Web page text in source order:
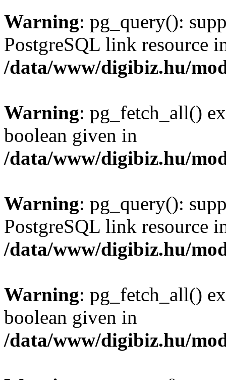
Warning: pg_query():
PostgreSQL link resource
/data/www/digibiz.hu/
Warning: pg_fetch_all()
boolean given in
/data/www/digibiz.hu/
Warning: pg_query():
PostgreSQL link resource
/data/www/digibiz.hu/
Warning: pg_fetch_all()
boolean given in
/data/www/digibiz.hu/